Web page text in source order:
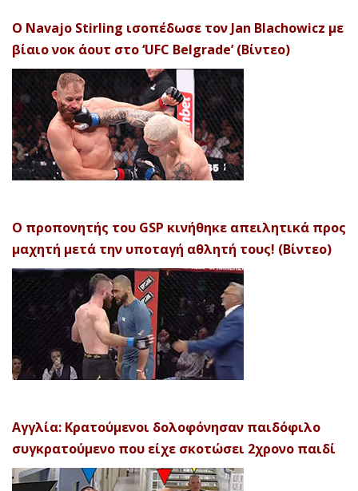
Ο Navajo Stirling ισοπέδωσε τον Jan Blachowicz με
βίαιο νοκ άουτ στο ‘UFC Belgrade’ (Βίντεο)
Ο προπονητής του GSP κινήθηκε απειλητικά προς
μαχητή μετά την υποταγή αθλητή τους! (Βίντεο)
Αγγλία: Κρατούμενοι δολοφόνησαν παιδόφιλο
συγκρατούμενο που είχε σκοτώσει 2χρονο παιδί